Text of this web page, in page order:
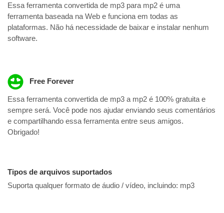
Essa ferramenta convertida de mp3 para mp2 é uma
ferramenta baseada na Web e funciona em todas as
plataformas. Não há necessidade de baixar e instalar nenhum
software.
Free Forever
Essa ferramenta convertida de mp3 a mp2 é 100% gratuita e
sempre será. Você pode nos ajudar enviando seus comentários
e compartilhando essa ferramenta entre seus amigos.
Obrigado!
Tipos de arquivos suportados
Suporta qualquer formato de áudio / vídeo, incluindo: mp3